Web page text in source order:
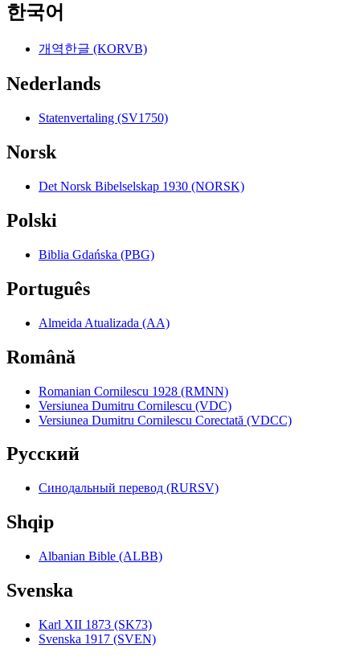
한국어
개역한글 (KORVB)
Nederlands
Statenvertaling (SV1750)
Norsk
Det Norsk Bibelselskap 1930 (NORSK)
Polski
Biblia Gdańska (PBG)
Português
Almeida Atualizada (AA)
Română
Romanian Cornilescu 1928 (RMNN)
Versiunea Dumitru Cornilescu (VDC)
Versiunea Dumitru Cornilescu Corectată (VDCC)
Pyccкий
Синодальный перевод (RURSV)
Shqip
Albanian Bible (ALBB)
Svenska
Karl XII 1873 (SK73)
Svenska 1917 (SVEN)